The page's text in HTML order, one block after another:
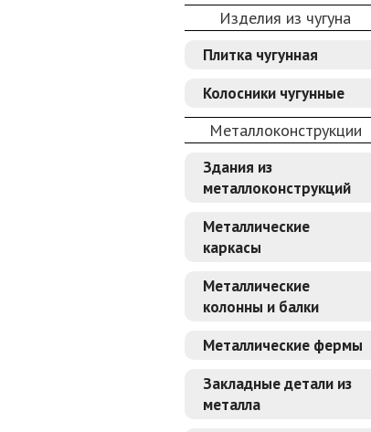
Изделия из чугуна
Плитка чугунная
Колосники чугунные
Металлоконструкции
Здания из
металлоконструкций
Металлические
каркасы
Металлические
колонны и балки
Металлические фермы
Закладные детали из
металла